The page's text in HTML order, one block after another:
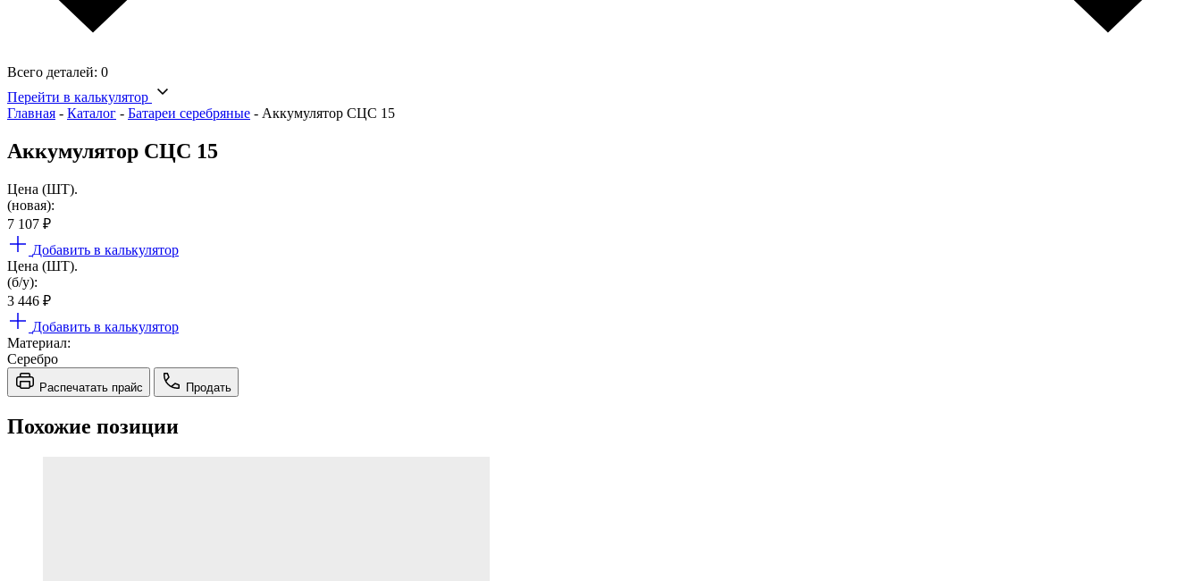
Всего деталей: 0
Перейти в калькулятор
Главная - Каталог - Батареи серебряные - Аккумулятор СЦС 15
Аккумулятор СЦС 15
Цена (ШТ).
(новая):
7 107 ₽
Добавить в калькулятор
Цена (ШТ).
(б/у):
3 446 ₽
Добавить в калькулятор
Материал:
Серебро
Распечатать прайс Продать
Похожие позиции